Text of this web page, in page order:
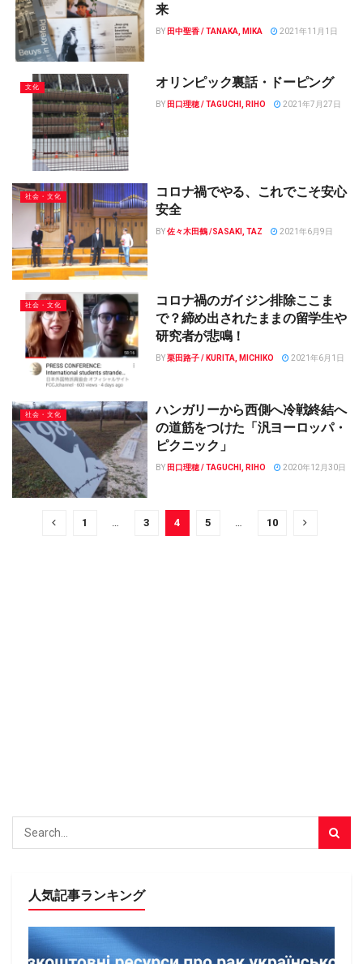
来
BY 田中聖香 / TANAKA, MIKA 2021年11月1日
文化 オリンピック裏話・ドーピング
BY 田口理穂 / TAGUCHI, RIHO 2021年7月27日
社会・文化
コロナ禍でやる、これでこそ安心
安全
BY佐々木田鶴 /SASAKI, TAZ 2021年6月9日
社会・文化
コロナ禍のガイジン排除ここま
で？締め出されたままの留学生や
研究者が悲鳴！
BY栗田路子 / KURITA, MICHIKO 2021年6月1日
社会・文化
ハンガリーから西側へ冷戦終結へ
の道筋をつけた「汎ヨーロッパ・
ピクニック」
BY 田口理穂 / TAGUCHI, RIHO 2020年12月30日
1 … 3 4 5 … 10
人気記事ランキング